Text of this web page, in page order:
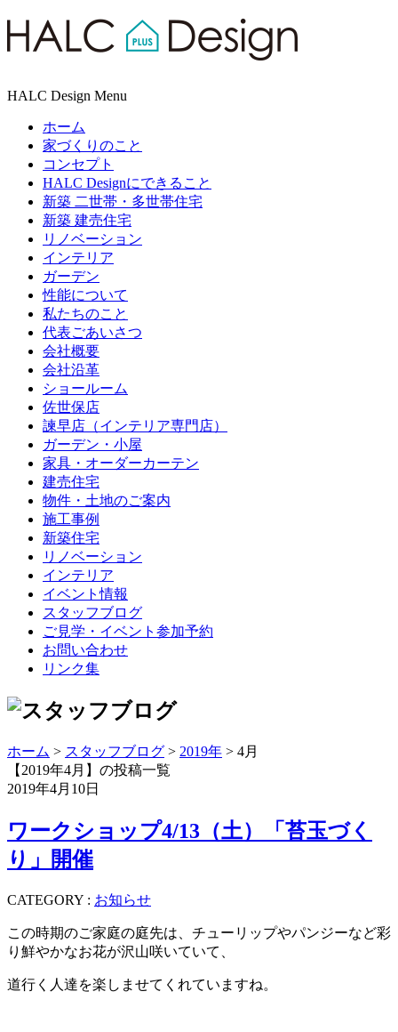
HALC Design Menu
ホーム
家づくりのこと
コンセプト
HALC Designにできること
新築 二世帯・多世帯住宅
新築 建売住宅
リノベーション
インテリア
ガーデン
性能について
私たちのこと
代表ごあいさつ
会社概要
会社沿革
ショールーム
佐世保店
諫早店（インテリア専門店）
ガーデン・小屋
家具・オーダーカーテン
建売住宅
物件・土地のご案内
施工事例
新築住宅
リノベーション
インテリア
イベント情報
スタッフブログ
ご見学・イベント参加予約
お問い合わせ
リンク集
ホーム > スタッフブログ > 2019年 > 4月
【2019年4月】の投稿一覧
2019年4月10日
ワークショップ4/13（土）「苔玉づく
り」開催
CATEGORY : お知らせ
この時期のご家庭の庭先は、チューリップやパンジーなど彩
り鮮やかなお花が沢山咲いていて、
道行く人達を楽しませてくれていますね。